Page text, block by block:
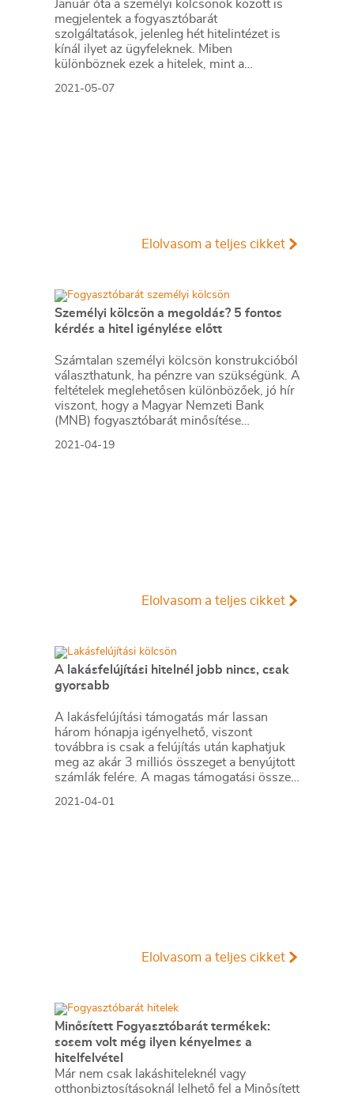
Január óta a személyi kölcsönök között is
megjelentek a fogyasztóbarát
szolgáltatások, jelenleg hét hitelintézet is
kínál ilyet az ügyfeleknek. Miben
különböznek ezek a hitelek, mint a
olcsóbbak, vagy más előnyeik vannak?
2021-05-07
Elolvasom a teljes cikket
Személyi kölcsön a megoldás? 5 fontos
kérdés a hitel igénylése előtt
Számtalan személyi kölcsön konstrukcióból
választhatunk, ha pénzre van szükségünk. A
feltételek meglehetősen különbözőek, jó hír
viszont, hogy a Magyar Nemzeti Bank
(MNB) fogyasztóbarát minősítése
útvesztőjében. Összegyűjtöttük a
2021-04-19
Elolvasom a teljes cikket
A lakásfelújítási hitelnél jobb nincs, csak
gyorsabb
A lakásfelújítási támogatás már lassan
három hónapja igényelhető, viszont
továbbra is csak a felújítás után kaphatjuk
meg az akár 3 milliós összeget a benyújtott
számlák felére. A magas támogatási összeg
amiben segítséget nyújt a februártól
2021-04-01
Elolvasom a teljes cikket
Minősített Fogyasztóbarát termékek:
sosem volt még ilyen kényelmes a
hitelfelvétel
Már nem csak lakáshiteleknél vagy
otthonbiztosításoknál lelhető fel a Minősített